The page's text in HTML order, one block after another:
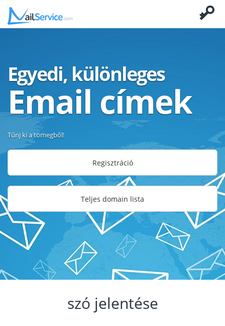
Egyedi, különleges
Email címek
Tűnj ki a tömegből!
Regisztráció
Teljes domain lista
szó jelentése